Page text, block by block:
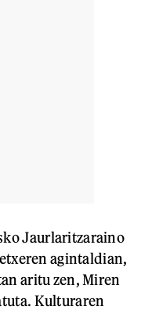
Jaurlaritzaraino
agintaldian,
aritu zen, Miren
Kulturaren